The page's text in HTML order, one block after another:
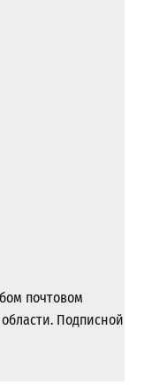
почтовом
Подписной